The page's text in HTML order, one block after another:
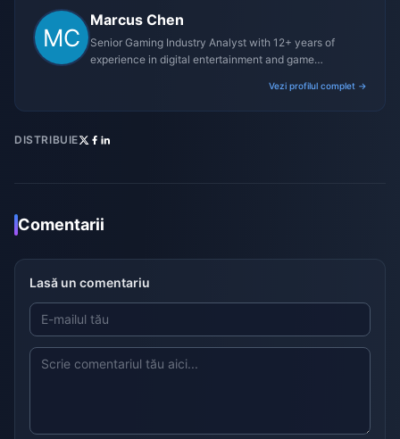
Marcus Chen
Senior Gaming Industry Analyst with 12+ years of
experience in digital entertainment and game
Vezi profilul complet →
DISTRIBUIE
Comentarii
Lasă un comentariu